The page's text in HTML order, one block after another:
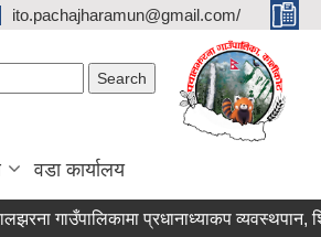
ito.pachajharamun@gmail.com/
वडा कार्यालय
गाउँपालिकामा प्रधानाध्याकप व्यवस्थपान,